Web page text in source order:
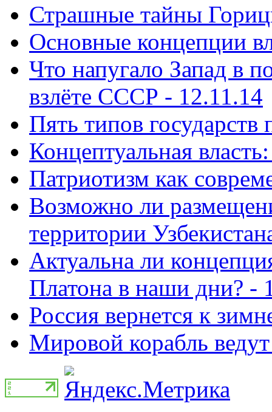
Страшные тайны
Основные концепции
Что напугало Запад в
взлёте СССР - 12.11.14
Пять типов
Концептуальная
Патриотизм как
Возможно ли
территории
Актуальна ли
Платона в наши дни? -
Россия вернется к
Мировой корабль